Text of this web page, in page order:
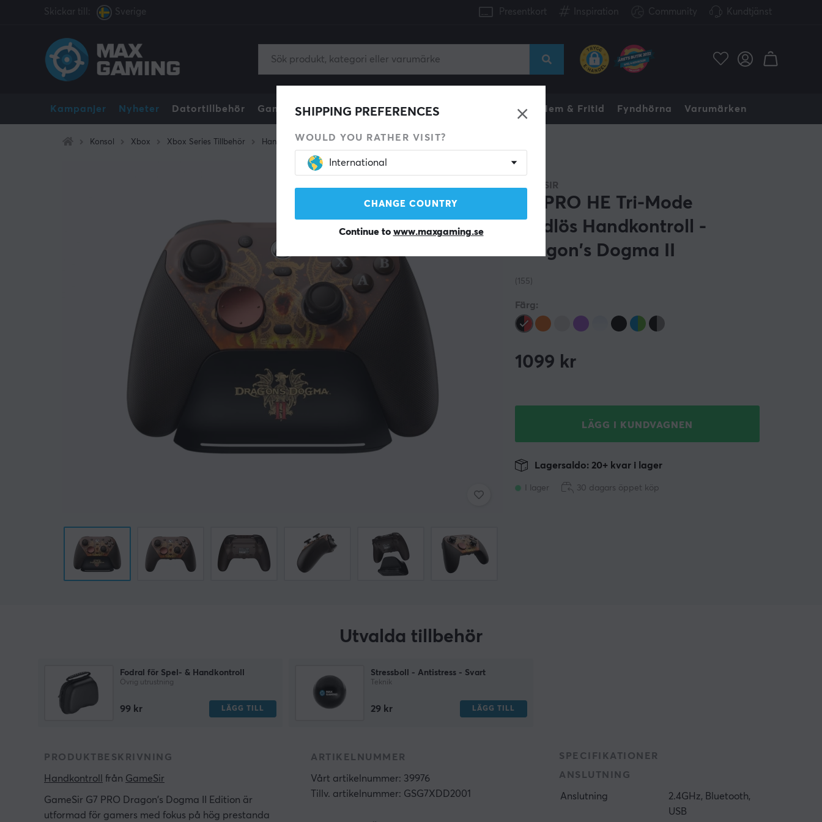
Skickar till: Sverige Presentkort Inspiration Community Kundtjänst
Kampanjer Nyheter Datortillbehör Gamingdator Konsol Gamingstol Mobiltillbehör Hem & Fritid Fyndhörna Varumärken
SHIPPING PREFERENCES
WOULD YOU RATHER VISIT?
International
CHANGE COUNTRY
Continue to www.maxgaming.se
Konsol Xbox Xbox Series Tillbehör Handkontroll
GAMESIR
G7 PRO HE Tri-Mode
Trådlös Handkontroll -
Dragon's Dogma II
(155)
Färg:
1099 kr
LÄGG I KUNDVAGNEN
I lager
Lagersaldo: 20+ kvar i lager
30 dagars öppet köp
Utvalda tillbehör
Fodral för Spel- & Handkontroll
Övrig utrustning
99 kr LÄGG TILL
Stressboll - Antistress - Svart
Teknik
29 kr LÄGG TILL
PRODUKTBESKRIVNING
Handkontroll från GameSir
GameSir G7 PRO Dragon's Dogma II Edition är
utformad för gamers med fokus på hög prestanda
ARTIKELNUMMER
Vårt artikelnummer: 39976
Tillv. artikelnummer: GSG7XDD2001
SPECIFIKATIONER
ANSLUTNING
Anslutning
2.4GHz, Bluetooth,
USB